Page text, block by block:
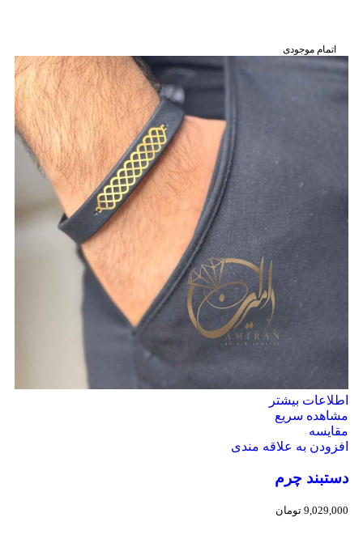
اتمام موجودی
اطلاعات بیشتر
مشاهده سریع
مقایسه
افزودن به علاقه مندی
دستبند چرم
9,029,000 تومان